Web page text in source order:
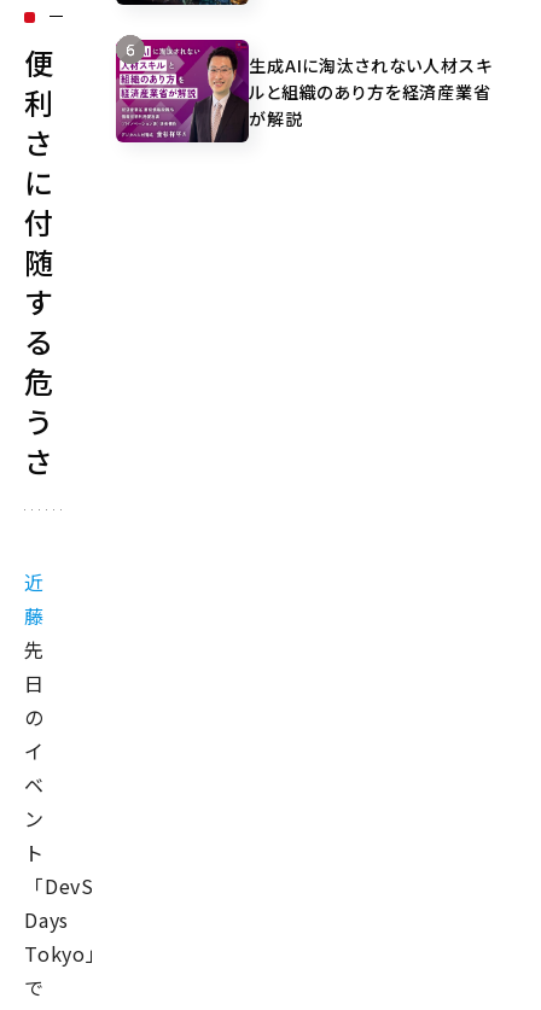
便
利
さ
に
付
随
す
る
危
う
さ
近
藤
先
日
の
イ
ベ
ン
ト
「DevSecOps
Days
Tokyo」
で
生成AIに淘汰されない人材スキ
ルと組織のあり方を経済産業省
が解説